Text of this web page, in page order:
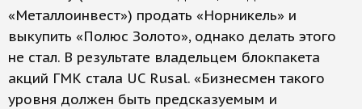
«Металлоинвест») продать «Норникель» и
выкупить «Полюс Золото», однако делать этого
не стал. В результате владельцем блокпакета
акций ГМК стала UC Rusal. «Бизнесмен такого
уровня должен быть предсказуемым и